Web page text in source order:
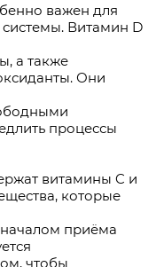
важен для
Витамин D
а также
Они
процессы
витамины C и
которые
приёма
чтобы